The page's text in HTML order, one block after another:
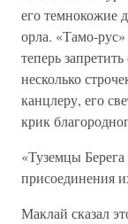
его темнокожие
орла. «Тамо-
теперь
несколько
канцлеру, его
крик
«Туземцы
присоединения
Маклай сказал